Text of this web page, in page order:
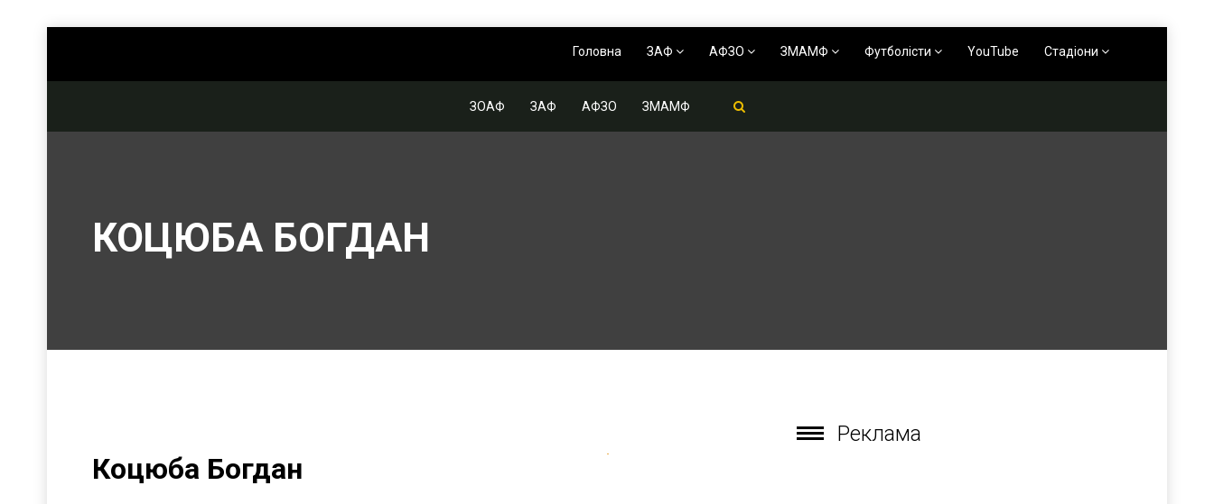
Головна ЗАФ АФЗО ЗМАМФ Футболісти YouTube Стадіони
ЗОАФ ЗАФ АФЗО ЗМАМФ
КОЦЮБА БОГДАН
Коцюба Богдан
Реклама